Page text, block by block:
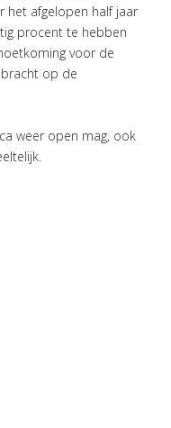
het afgelopen half jaar
procent te hebben
voor de
op de
weer open mag, ook